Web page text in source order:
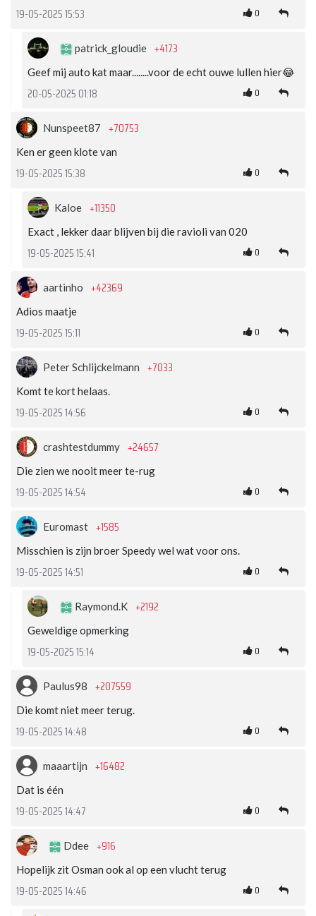
19-05-2025 15:53 0
patrick_gloudie +4173
Geef mij auto kat maar........voor de echt ouwe lullen hier😂
20-05-2025 01:18 0
Nunspeet87 +70753
Ken er geen klote van
19-05-2025 15:38 0
Kaloe +11350
Exact , lekker daar blijven bij die ravioli van 020
19-05-2025 15:41 0
aartinho +42369
Adios maatje
19-05-2025 15:11 0
Peter Schlijckelmann +7033
Komt te kort helaas.
19-05-2025 14:56 0
crashtestdummy +24657
Die zien we nooit meer te-rug
19-05-2025 14:54 0
Euromast +1585
Misschien is zijn broer Speedy wel wat voor ons.
19-05-2025 14:51 0
Raymond.K +2192
Geweldige opmerking
19-05-2025 15:14 0
Paulus98 +207559
Die komt niet meer terug.
19-05-2025 14:48 0
maaartijn +16482
Dat is één
19-05-2025 14:47 0
Ddee +916
Hopelijk zit Osman ook al op een vlucht terug
19-05-2025 14:46 0